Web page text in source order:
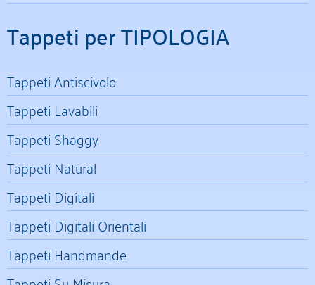
Tappeti per TIPOLOGIA
Tappeti Antiscivolo
Tappeti Lavabili
Tappeti Shaggy
Tappeti Natural
Tappeti Digitali
Tappeti Digitali Orientali
Tappeti Handmande